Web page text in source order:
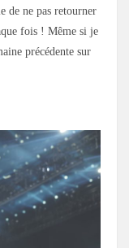
de ne pas retourner
fois ! Même si je
précédente sur